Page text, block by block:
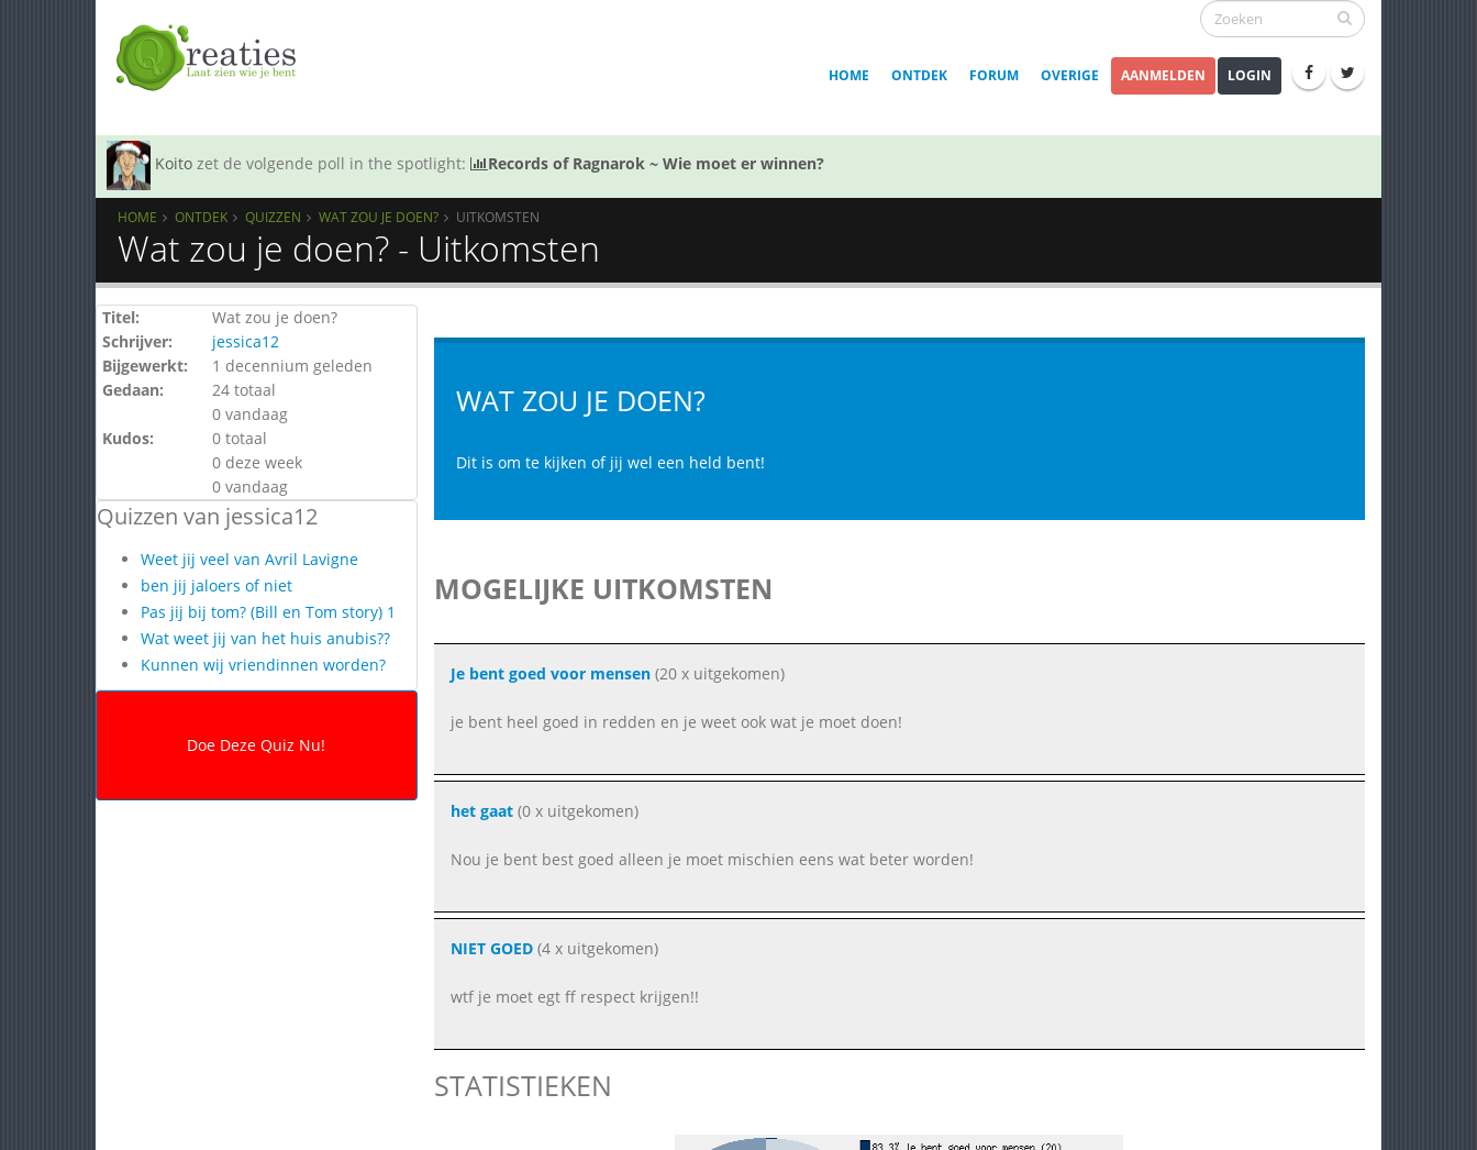
HOME ONTDEK FORUM OVERIGE AANMELDEN LOGIN
Koito zet de volgende poll in the spotlight: Records of Ragnarok ~ Wie moet er winnen?
HOME ONTDEK QUIZZEN WAT ZOU JE DOEN? UITKOMSTEN
Wat zou je doen? - Uitkomsten
Titel:
Wat zou je doen?
Schrijver:
jessica12
Bijgewerkt:
1 decennium geleden
Gedaan:
24 totaal
0 vandaag
Kudos:
0 totaal
0 deze week
0 vandaag
Quizzen van jessica12
Weet jij veel van Avril Lavigne
ben jij jaloers of niet
Pas jij bij tom? (Bill en Tom story) 1
Wat weet jij van het huis anubis??
Kunnen wij vriendinnen worden?
WAT ZOU JE DOEN?
Dit is om te kijken of jij wel een held bent!
MOGELIJKE UITKOMSTEN
Je bent goed voor mensen(20 x uitgekomen)
je bent heel goed in redden en je weet ook wat je moet doen!
het gaat(0 x uitgekomen)
Nou je bent best goed alleen je moet mischien eens wat beter worden!
NIET GOED(4 x uitgekomen)
wtf je moet egt ff respect krijgen!!
STATISTIEKEN